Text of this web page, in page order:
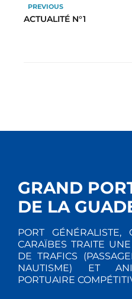
PREVIOUS
ACTUALITÉ N°1
GRAND
DE LA
PORT GÉNÉRALISTE,
CARAÏBES TRAITE
DE TRAFICS
NAUTISME) ET
PORTUAIRE